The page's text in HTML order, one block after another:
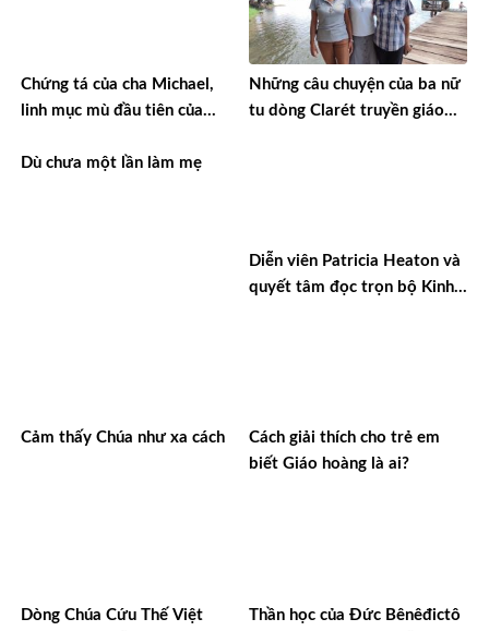
Chứng tá của cha Michael,
linh mục mù đầu tiên của
Những câu chuyện của ba nữ
tu dòng Clarét truyền giáo
Dù chưa một lần làm mẹ
Diễn viên Patricia Heaton và
quyết tâm đọc trọn bộ Kinh
Cảm thấy Chúa như xa cách
Cách giải thích cho trẻ em
biết Giáo hoàng là ai?
Dòng Chúa Cứu Thế Việt
Thần học của Đức Bênêđictô